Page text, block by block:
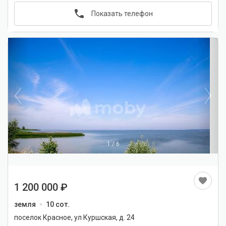
Показать телефон
1 / 6
1 200 000
земля
10 сот.
поселок Красное, ул Куршская, д. 24